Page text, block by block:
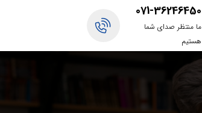
071-36246450
ما منتظر صدای شما
هستیم